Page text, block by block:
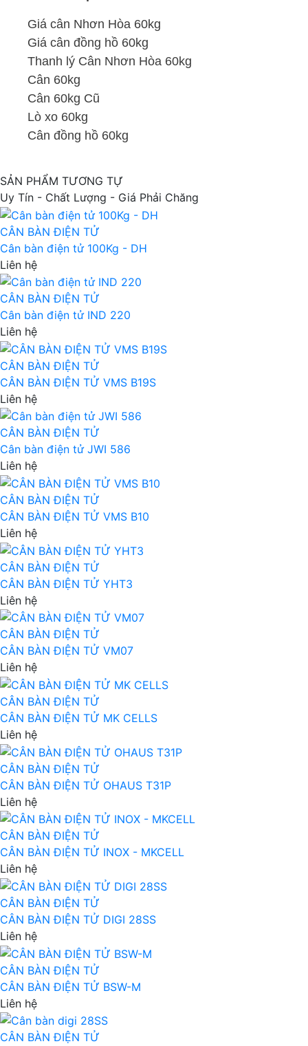
Giá cân Nhơn Hòa 60kg
Giá cân đồng hồ 60kg
Thanh lý Cân Nhơn Hòa 60kg
Cân 60kg
Cân 60kg Cũ
Lò xo 60kg
Cân đồng hồ 60kg
SẢN PHẨM TƯƠNG TỰ
Uy Tín - Chất Lượng - Giá Phải Chăng
CÂN BÀN ĐIỆN TỬ
Cân bàn điện tử 100Kg - DH
Liên hệ
CÂN BÀN ĐIỆN TỬ
Cân bàn điện tử IND 220
Liên hệ
CÂN BÀN ĐIỆN TỬ
CÂN BÀN ĐIỆN TỬ VMS B19S
Liên hệ
CÂN BÀN ĐIỆN TỬ
Cân bàn điện tử JWI 586
Liên hệ
CÂN BÀN ĐIỆN TỬ
CÂN BÀN ĐIỆN TỬ VMS B10
Liên hệ
CÂN BÀN ĐIỆN TỬ
CÂN BÀN ĐIỆN TỬ YHT3
Liên hệ
CÂN BÀN ĐIỆN TỬ
CÂN BÀN ĐIỆN TỬ VM07
Liên hệ
CÂN BÀN ĐIỆN TỬ
CÂN BÀN ĐIỆN TỬ MK CELLS
Liên hệ
CÂN BÀN ĐIỆN TỬ
CÂN BÀN ĐIỆN TỬ OHAUS T31P
Liên hệ
CÂN BÀN ĐIỆN TỬ
CÂN BÀN ĐIỆN TỬ INOX - MKCELL
Liên hệ
CÂN BÀN ĐIỆN TỬ
CÂN BÀN ĐIỆN TỬ DIGI 28SS
Liên hệ
CÂN BÀN ĐIỆN TỬ
CÂN BÀN ĐIỆN TỬ BSW-M
Liên hệ
CÂN BÀN ĐIỆN TỬ